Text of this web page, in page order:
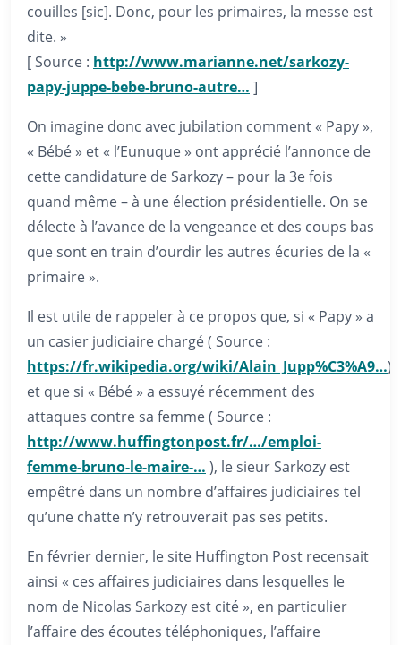
couilles [sic]. Donc, pour les primaires, la messe est
dite. »
[ Source : http://www.marianne.net/sarkozy-
papy-juppe-bebe-bruno-autre… ]
On imagine donc avec jubilation comment « Papy »,
« Bébé » et « l’Eunuque » ont apprécié l’annonce de
cette candidature de Sarkozy – pour la 3e fois
quand même – à une élection présidentielle. On se
délecte à l’avance de la vengeance et des coups bas
que sont en train d’ourdir les autres écuries de la «
primaire ».
Il est utile de rappeler à ce propos que, si « Papy » a
un casier judiciaire chargé ( Source :
https://fr.wikipedia.org/wiki/Alain_Jupp%C3%A9…)
et que si « Bébé » a essuyé récemment des
attaques contre sa femme ( Source :
http://www.huffingtonpost.fr/…/emploi-
femme-bruno-le-maire-… ), le sieur Sarkozy est
empêtré dans un nombre d’affaires judiciaires tel
qu’une chatte n’y retrouverait pas ses petits.
En février dernier, le site Huffington Post recensait
ainsi « ces affaires judiciaires dans lesquelles le
nom de Nicolas Sarkozy est cité », en particulier
l’affaire des écoutes téléphoniques, l’affaire